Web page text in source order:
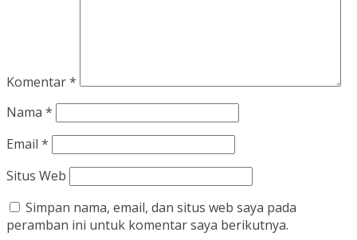
Komentar*
Nama *
Email *
Situs Web
Simpan nama, email, dan situs web saya pada
peramban ini untuk komentar saya berikutnya.